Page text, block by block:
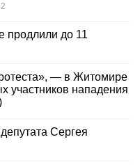
продлили до 11
— в Житомире
участников нападения
Сергея